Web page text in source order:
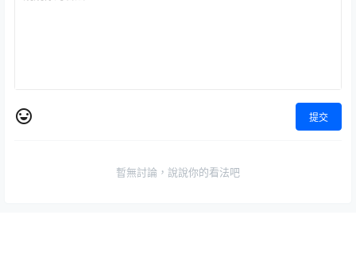
提交
暫無討論，說說你的看法吧